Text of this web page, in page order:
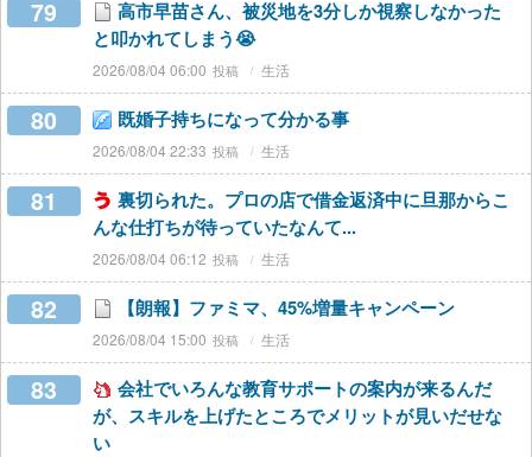
79
高市早苗さん、被災地を3分しか視察しなかった
と叩かれてしまう😭
2026/08/04 06:00 生活
80 既婚子持ちになって分かる事
2026/08/04 22:33 生活
81
裏切られた。プロの店で借金返済中に旦那からこ
んな仕打ちが待っていたなんて...
2026/08/04 06:12 生活
82 【朗報】ファミマ、45%増量キャンペーン
2026/08/04 15:00 生活
83
会社でいろんな教育サポートの案内が来るんだ
が、スキルを上げたところでメリットが見いだせな
い